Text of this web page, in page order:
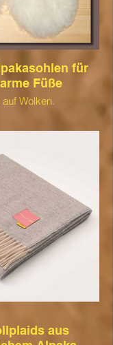
für
Füße
Wolken.
und kann
lindern.
es aus.
aus